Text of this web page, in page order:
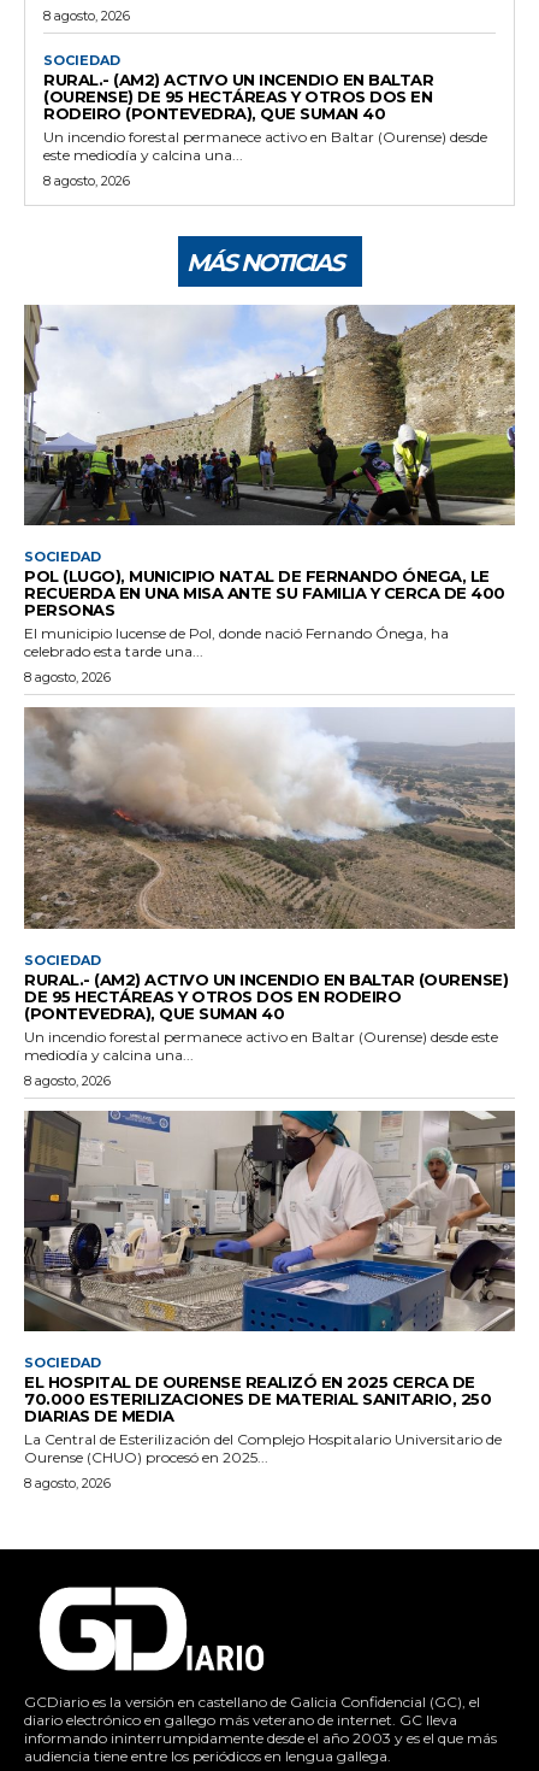
8 agosto, 2026
SOCIEDAD
RURAL.- (AM2) ACTIVO UN INCENDIO EN BALTAR
(OURENSE) DE 95 HECTÁREAS Y OTROS DOS EN
RODEIRO (PONTEVEDRA), QUE SUMAN 40
Un incendio forestal permanece activo en Baltar (Ourense) desde
este mediodía y calcina una...
8 agosto, 2026
MÁS NOTICIAS
SOCIEDAD
POL (LUGO), MUNICIPIO NATAL DE FERNANDO ÓNEGA, LE
RECUERDA EN UNA MISA ANTE SU FAMILIA Y CERCA DE 400
PERSONAS
El municipio lucense de Pol, donde nació Fernando Ónega, ha
celebrado esta tarde una...
8 agosto, 2026
SOCIEDAD
RURAL.- (AM2) ACTIVO UN INCENDIO EN BALTAR (OURENSE)
DE 95 HECTÁREAS Y OTROS DOS EN RODEIRO
(PONTEVEDRA), QUE SUMAN 40
Un incendio forestal permanece activo en Baltar (Ourense) desde este
mediodía y calcina una...
8 agosto, 2026
SOCIEDAD
EL HOSPITAL DE OURENSE REALIZÓ EN 2025 CERCA DE
70.000 ESTERILIZACIONES DE MATERIAL SANITARIO, 250
DIARIAS DE MEDIA
La Central de Esterilización del Complejo Hospitalario Universitario de
Ourense (CHUO) procesó en 2025...
8 agosto, 2026
GCDiario es la versión en castellano de Galicia Confidencial (GC), el
diario electrónico en gallego más veterano de internet. GC lleva
informando ininterrumpidamente desde el año 2003 y es el que más
audiencia tiene entre los periódicos en lengua gallega.